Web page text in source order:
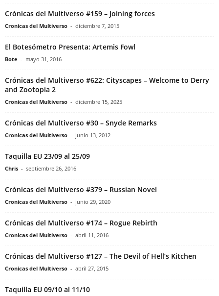
Crónicas del Multiverso #159 – Joining forces
Cronicas del Multiverso - diciembre 7, 2015
El Botesómetro Presenta: Artemis Fowl
Bote - mayo 31, 2016
Crónicas del Multiverso #622: Cityscapes – Welcome to Derry
and Zootopia 2
Cronicas del Multiverso - diciembre 15, 2025
Crónicas del Multiverso #30 – Snyde Remarks
Cronicas del Multiverso - junio 13, 2012
Taquilla EU 23/09 al 25/09
Chris - septiembre 26, 2016
Crónicas del Multiverso #379 – Russian Novel
Cronicas del Multiverso - junio 29, 2020
Crónicas del Multiverso #174 – Rogue Rebirth
Cronicas del Multiverso - abril 11, 2016
Crónicas del Multiverso #127 – The Devil of Hell’s Kitchen
Cronicas del Multiverso - abril 27, 2015
Taquilla EU 09/10 al 11/10